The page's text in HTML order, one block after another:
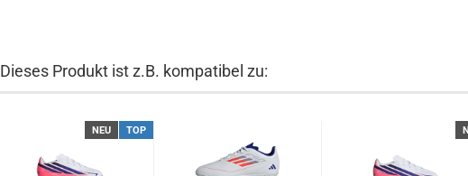
Dieses Produkt ist z.B. kompatibel zu:
NEU TOP